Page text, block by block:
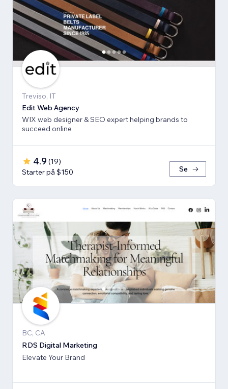
Treviso, IT
Edit Web Agency
WIX web designer & SEO expert helping brands to
succeed online
4.9 (19)
Starter på $150
Se
BC, CA
RDS Digital Marketing
Elevate Your Brand